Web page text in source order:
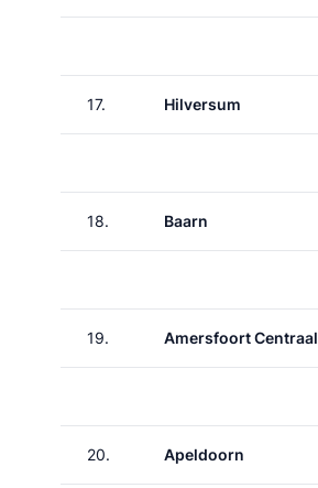
17. Hilversum
18. Baarn
19. Amersfoort Centraal
20. Apeldoorn